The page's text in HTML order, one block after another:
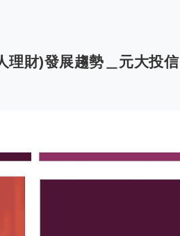
財)發展趨勢＿元大投信